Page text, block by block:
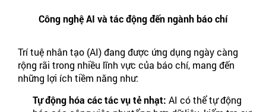
Công nghệ AI và tác động đến ngành báo chí
Trí tuệ nhân tạo (AI) đang được ứng dụng ngày càng
rộng rãi trong nhiều lĩnh vực của báo chí, mang đến
những lợi ích tiềm năng như:
Tự động hóa các tác vụ tẻ nhạt: AI có thể tự động